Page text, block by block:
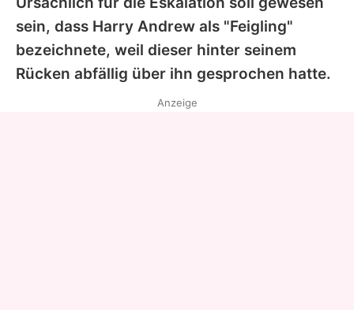
sein, dass Harry Andrew als "Feigling"
bezeichnete, weil dieser hinter seinem
Rücken abfällig über ihn gesprochen hatte.
Anzeige